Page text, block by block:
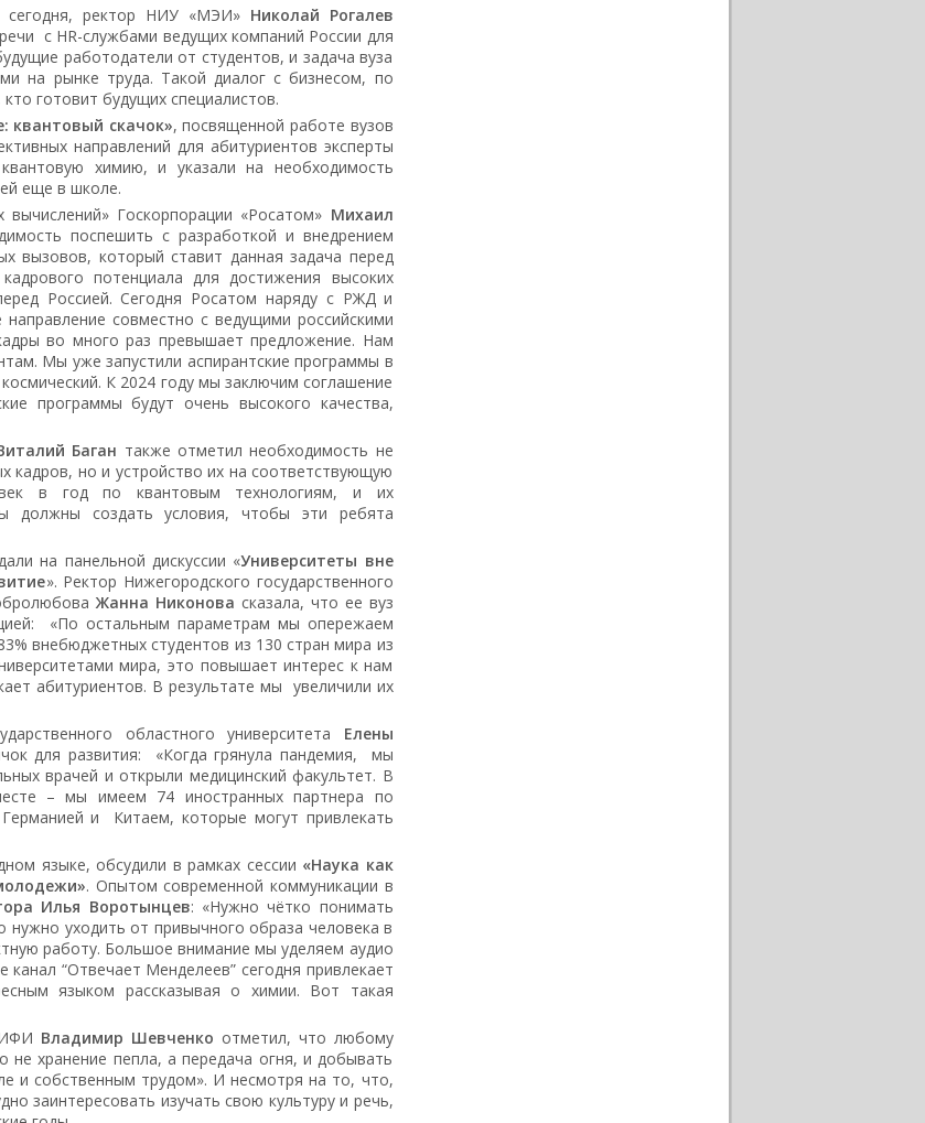
сегодня, ректор НИУ «МЭИ» Николай Рогалев
с HR-службами ведущих компаний России для
работодатели от студентов, и задача вуза
на рынке труда. Такой диалог с бизнесом, по
готовит будущих специалистов.
квантовый скачок», посвященной работе вузов
направлений для абитуриентов эксперты
химию, и указали на необходимость
еще в школе.
Госкорпорации «Росатом» Михаил
поспешить с разработкой и внедрением
вызовов, который ставит данная задача перед
потенциала для достижения высоких
Россией. Сегодня Росатом наряду с РЖД и
совместно с ведущими российскими
во много раз превышает предложение. Нам
Мы уже запустили аспирантские программы в
К 2024 году мы заключим соглашение
программы будут очень высокого качества,
Баган также отметил необходимость не
кадров, но и устройство их на соответствующую
в год по квантовым технологиям, и их
должны создать условия, чтобы эти ребята
на панельной дискуссии «Университеты вне
». Ректор Нижегородского государственного
Жанна Никонова сказала, что ее вуз
«По остальным параметрам мы опережаем
внебюджетных студентов из 130 стран мира из
мира, это повышает интерес к нам
абитуриентов. В результате мы увеличили их
областного университета Елены
для развития: «Когда грянула пандемия, мы
врачей и открыли медицинский факультет. В
– мы имеем 74 иностранных партнера по
и Китаем, которые могут привлекать
языке, обсудили в рамках сессии «Наука как
. Опытом современной коммуникации в
Илья Воротынцев: «Нужно чётко понимать
уходить от привычного образа человека в
работу. Большое внимание мы уделяем аудио
“Отвечает Менделеев” сегодня привлекает
языком рассказывая о химии. Вот такая
Владимир Шевченко отметил, что любому
не хранение пепла, а передача огня, и добывать
и собственным трудом». И несмотря на то, что,
заинтересовать изучать свою культуру и речь,